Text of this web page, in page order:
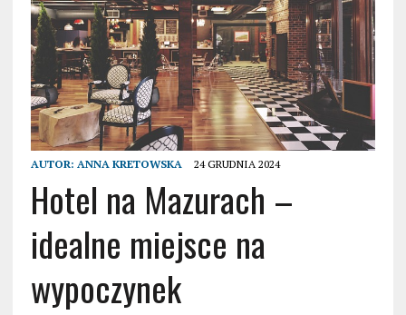
AUTOR: ANNA KRETOWSKA 24 GRUDNIA 2024
Hotel na Mazurach –
idealne miejsce na
wypoczynek